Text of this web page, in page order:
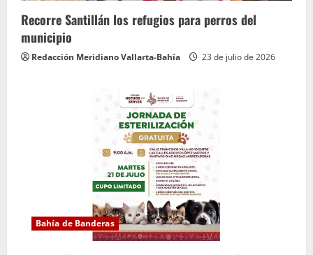
Recorre Santillán los refugios para perros del
municipio
Redacción Meridiano Vallarta-Bahía 23 de julio de 2026
Bahía de Banderas